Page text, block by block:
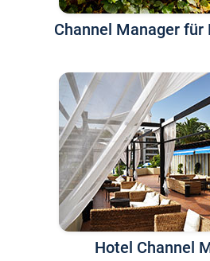
Channel Manager für
Hotel Channel